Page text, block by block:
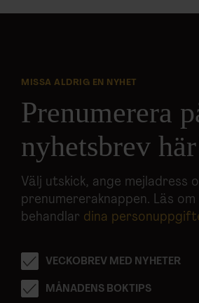
MISSA ALDRIG EN NYHET
Prenumerera
nyhetsbrev
Välj utskick, ange mejladress
prenumereraknappen. Läs om
behandlar dina
VECKOBREV MED NYHETER
MÅNADENS BOKTIPS